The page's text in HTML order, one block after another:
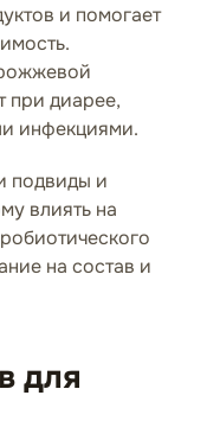
и помогает
при диарее,
инфекциями.
подвиды и
влиять на
на состав и
для